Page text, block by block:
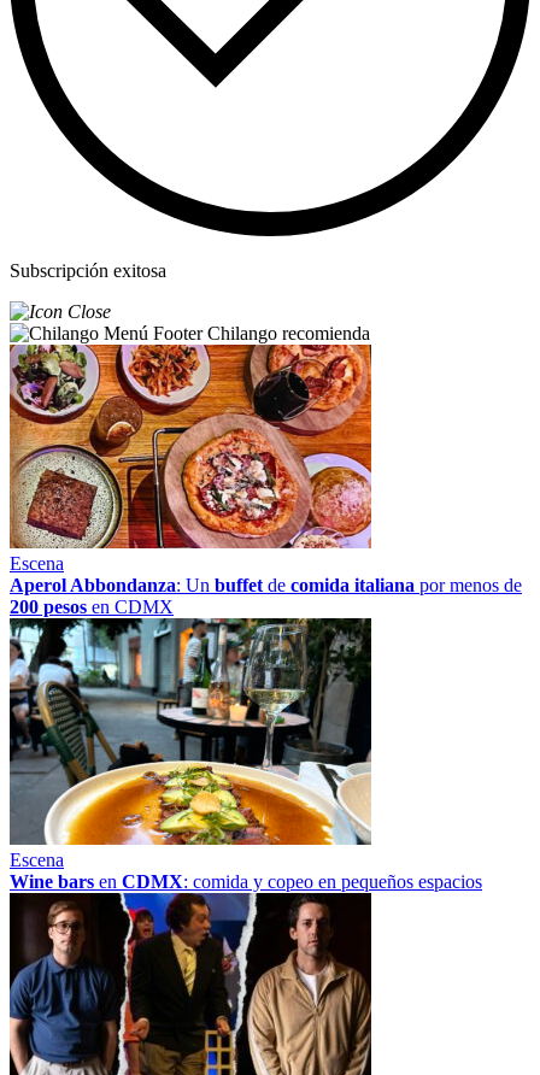
Subscripción exitosa
Chilango recomienda
Escena
Aperol Abbondanza: Un buffet de comida italiana por menos de
200 pesos en CDMX
Escena
Wine bars en CDMX: comida y copeo en pequeños espacios